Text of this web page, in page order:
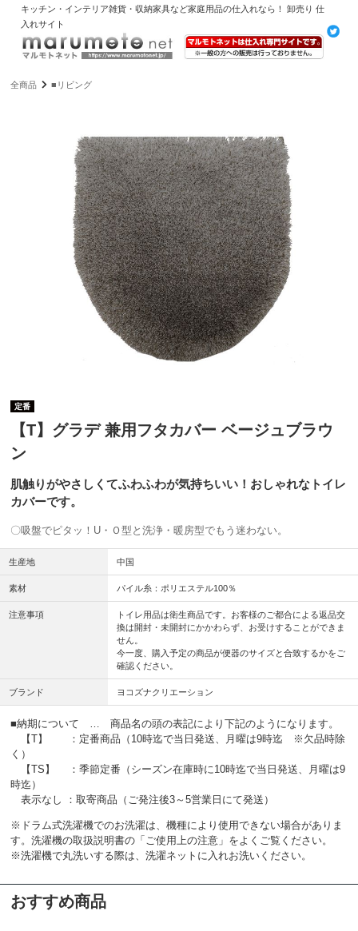
キッチン・インテリア雑貨・収納家具など家庭用品の仕入れなら！ 卸売り 仕
入れサイト
全商品 ■リビング
定番
【T】グラデ 兼用フタカバー ベージュブラウ
ン
肌触りがやさしくてふわふわが気持ちいい！おしゃれなトイレ
カバーです。
〇吸盤でピタッ！U・Ｏ型と洗浄・暖房型でもう迷わない。
生産地 中国
素材 パイル糸：ポリエステル100％
注意事項
トイレ用品は衛生商品です。お客様のご都合による返品交
換は開封・未開封にかかわらず、お受けすることができま
せん。
今一度、購入予定の商品が便器のサイズと合致するかをご
確認ください。
ブランド ヨコズナクリエーション
■納期について … 商品名の頭の表記により下記のようになります。
【T】 ：定番商品（10時迄で当日発送、月曜は9時迄 ※欠品時除
く）
【TS】 ：季節定番（シーズン在庫時に10時迄で当日発送、月曜は9
時迄）
表示なし ：取寄商品（ご発注後3～5営業日にて発送）
※ドラム式洗濯機でのお洗濯は、機種により使用できない場合がありま
す。洗濯機の取扱説明書の「ご使用上の注意」をよくご覧ください。
※洗濯機で丸洗いする際は、洗濯ネットに入れお洗いください。
おすすめ商品